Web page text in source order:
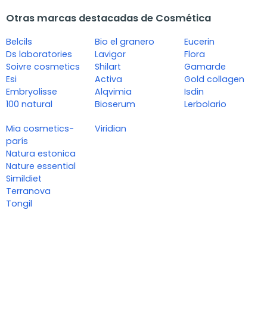
Otras marcas destacadas de Cosmética
Belcils
Ds laboratories
Soivre cosmetics
Esi
Embryolisse
100 natural
Bio el granero
Lavigor
Shilart
Activa
Alqvimia
Bioserum
Eucerin
Flora
Gamarde
Gold collagen
Isdin
Lerbolario
Mia cosmetics-
parís
Natura estonica
Nature essential
Simildiet
Terranova
Tongil
Viridian